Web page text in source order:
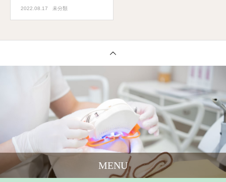
2022.08.17 未分類
MENU